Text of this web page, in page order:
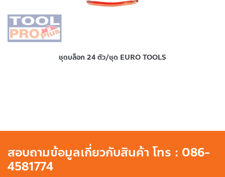
ชุดบล็อก 24 ตัว/ชุด EURO TOOLS
สอบถามข้อมูลเกี่ยวกับสินค้า โทร : 086-
4581774